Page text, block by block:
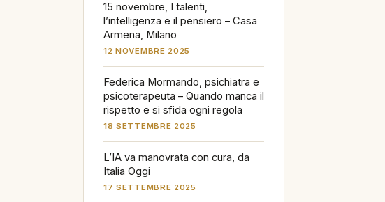
15 novembre, I talenti,
l’intelligenza e il pensiero – Casa
Armena, Milano
12 NOVEMBRE 2025
Federica Mormando, psichiatra e
psicoterapeuta – Quando manca il
rispetto e si sfida ogni regola
18 SETTEMBRE 2025
L’IA va manovrata con cura, da
Italia Oggi
17 SETTEMBRE 2025